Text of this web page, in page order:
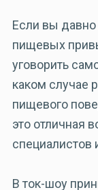
Если вы давно
пищевых
уговорить
каком случае
пищевого
это отличная
специалистов
В ток-шоу